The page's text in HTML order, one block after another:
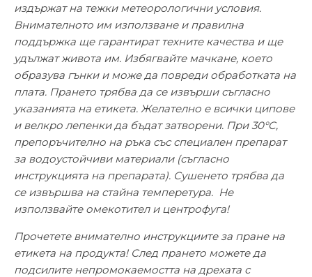
издържат на тежки метеорологични условия.
Внимателното им използване и правилна
поддържка ще гарантират техните качества и ще
удължат живота им. Избягвайте мачкане, което
образува гънки и може да повреди обработката на
плата. Прането трябва да се извърши съгласно
указанията на етикета. Желателно е всички ципове
и велкро лепенки да бъдат затворени. При 30°C,
препоръчително на ръка със специален препарат
за водоустойчиви материали (съгласно
инструкцията на препарата). Сушенето трябва да
се извършва на стайна темперетура. Не
използвайте омекотител и центрофуга!
Прочетете внимателно инструкциите за пране на
етикета на продукта! След прането можете да
подсилите непромокаемостта на дрехата с